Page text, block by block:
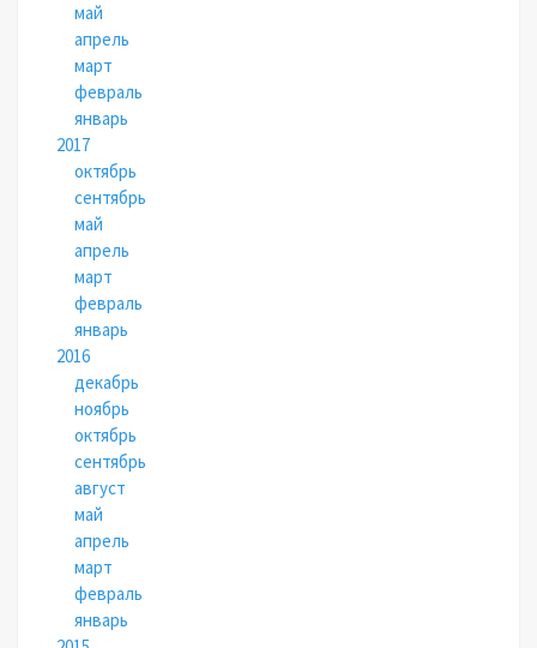
май
апрель
март
февраль
январь
2017
октябрь
сентябрь
май
апрель
март
февраль
январь
2016
декабрь
ноябрь
октябрь
сентябрь
август
май
апрель
март
февраль
январь